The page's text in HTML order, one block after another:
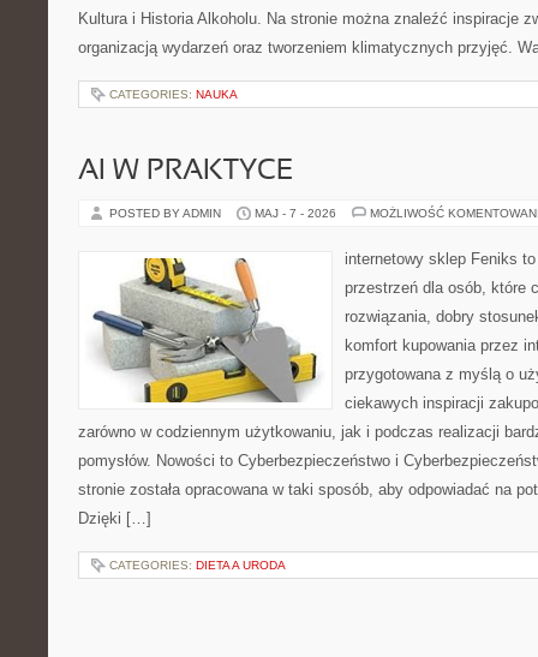
Kultura i Historia Alkoholu. Na stronie można znaleźć inspiracje
organizacją wydarzeń oraz tworzeniem klimatycznych przyjęć.
CATEGORIES: NAUKA
AI W PRAKTYCE
POSTED BY ADMIN MAJ - 7 - 2026 MOŻLIWOŚĆ
internetowy sklep Feniks
przestrzeń dla osób, które
rozwiązania, dobry
komfort kupowania przez
przygotowana z myślą o
ciekawych inspiracji
zarówno w codziennym użytkowaniu, jak i podczas realizacji
pomysłów. Nowości to Cyberbezpieczeństwo i
stronie została opracowana w taki sposób, aby odpowiadać na
Dzięki […]
CATEGORIES: DIETA A URODA